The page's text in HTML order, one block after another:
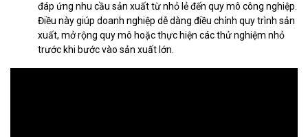
đáp ứng nhu cầu sản xuất từ nhỏ lẻ đến quy mô công nghiệp.
Điều này giúp doanh nghiệp dễ dàng điều chỉnh quy trình sản
xuất, mở rộng quy mô hoặc thực hiện các thử nghiệm nhỏ
trước khi bước vào sản xuất lớn.